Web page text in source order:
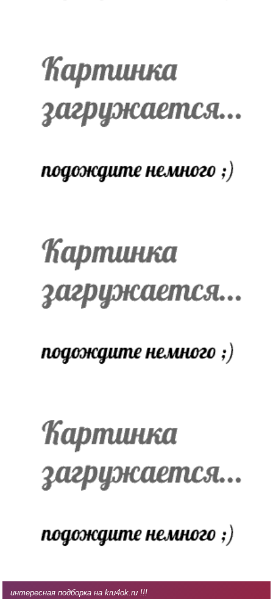
интересная подборка на kru4ok.ru !!!